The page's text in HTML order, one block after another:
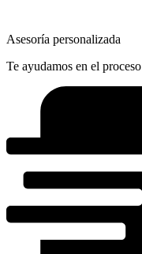
Asesoría personalizada
Te ayudamos en el proceso